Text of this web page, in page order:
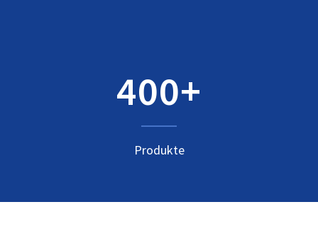
400+
Produkte